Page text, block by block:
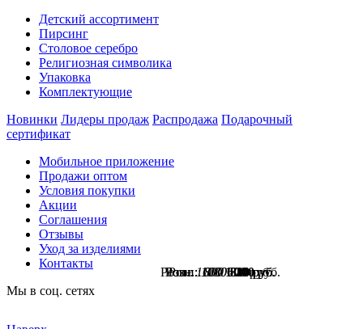
Розн.:1600 1 200руб.
Розн.:800 600руб.
Розн.:1080 810руб.
Розн.:1080 810руб.
Детский ассортимент
Пирсинг
Столовое серебро
Религиозная символика
Упаковка
Комплектующие
Новинки Лидеры продаж Распродажа Подарочный
сертификат
Мобильное приложение
Продажи оптом
Условия покупки
Акции
Соглашения
Отзывы
Уход за изделиями
Контакты
Мы в соц. сетях